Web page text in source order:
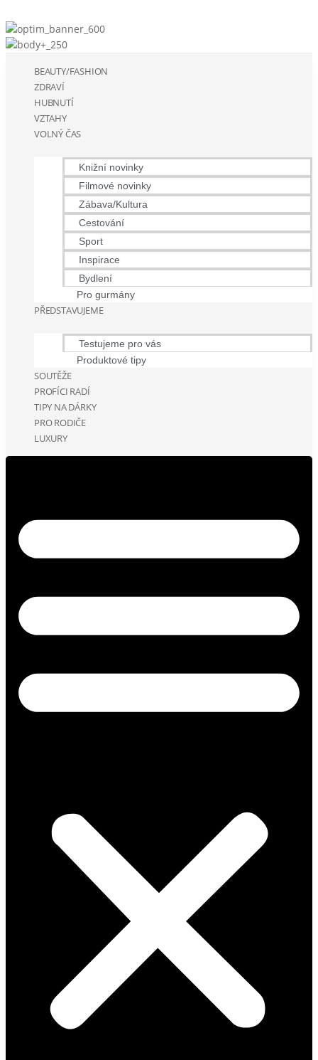
BEAUTY/FASHION
ZDRAVÍ
HUBNUTÍ
VZTAHY
VOLNÝ ČAS
Knižní novinky
Filmové novinky
Zábava/Kultura
Cestování
Sport
Inspirace
Bydlení
Pro gurmány
PŘEDSTAVUJEME
Testujeme pro vás
Produktové tipy
SOUTĚŽE
PROFÍCI RADÍ
TIPY NA DÁRKY
PRO RODIČE
LUXURY